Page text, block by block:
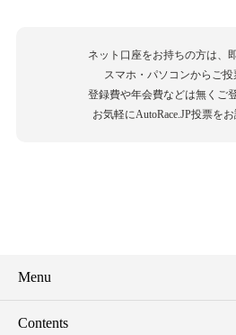
ネット口座をお持ちの方は、
スマホ・パソコンからご投
登録費や年会費などは無くご
お気軽にAutoRace.JP投票を
Menu
Contents